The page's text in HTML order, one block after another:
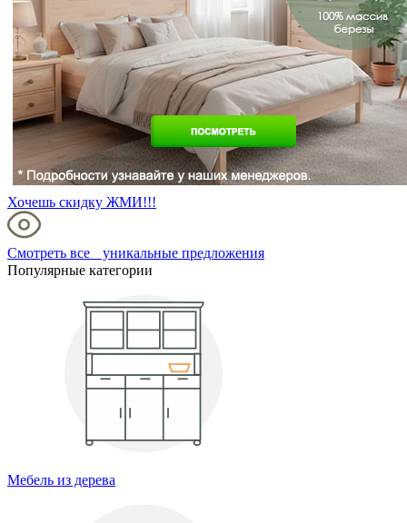
Хочешь скидку ЖМИ!!!
Смотреть все уникальные предложения
Популярные категории
Мебель из дерева